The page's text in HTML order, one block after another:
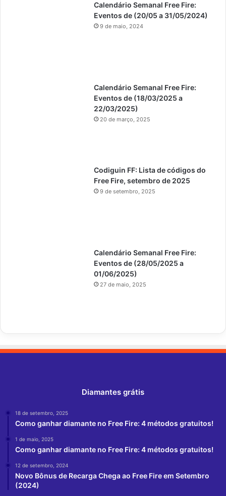
Calendário Semanal Free Fire:
Eventos de (20/05 a 31/05/2024)
9 de maio, 2024
Calendário Semanal Free Fire:
Eventos de (18/03/2025 a
22/03/2025)
20 de março, 2025
Codiguin FF: Lista de códigos do
Free Fire, setembro de 2025
9 de setembro, 2025
Calendário Semanal Free Fire:
Eventos de (28/05/2025 a
01/06/2025)
27 de maio, 2025
Diamantes grátis
18 de setembro, 2025
Como ganhar diamante no Free Fire: 4 métodos gratuitos!
1 de maio, 2025
Como ganhar diamante no Free Fire: 4 métodos gratuitos!
12 de setembro, 2024
Novo Bônus de Recarga Chega ao Free Fire em Setembro
(2024)